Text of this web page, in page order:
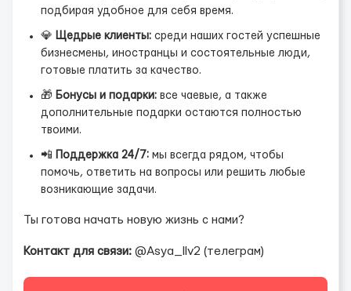
подбирая удобное для себя время.
💎 Щедрые клиенты: среди наших гостей успешные
бизнесмены, иностранцы и состоятельные люди,
готовые платить за качество.
🎁 Бонусы и подарки: все чаевые, а также
дополнительные подарки остаются полностью
твоими.
📲 Поддержка 24/7: мы всегда рядом, чтобы
помочь, ответить на вопросы или решить любые
возникающие задачи.
Ты готова начать новую жизнь с нами?
Контакт для связи: @Asya_llv2 (телеграм)